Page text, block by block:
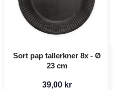
Sort pap tallerkner 8x - Ø
23 cm
39,00 kr